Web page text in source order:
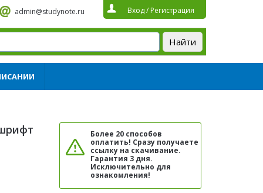
admin@studynote.ru Вход/ Регистрация
Более 20 способов
оплатить! Сразу получаете
ссылку на скачивание.
Гарантия 3 дня.
Исключительно для
ознакомления!